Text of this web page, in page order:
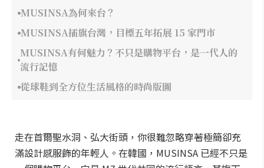
MUSINSA為何來台？
MUSINSA插旗台灣，目標五年拓展 15 家門市
MUSINSA有何魅力？不只是購物平台，是一代人的
流行記憶
從球鞋到全方位生活風格的時尚版圖
走在首爾聖水洞、弘大街頭，你很難忽略穿著極簡卻充
滿設計感服飾的年輕人。在韓國，MUSINSA 已經不只是